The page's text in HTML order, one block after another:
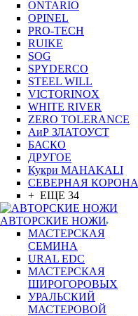
ONTARIO
OPINEL
PRO-TECH
RUIKE
SOG
SPYDERCO
STEEL WILL
VICTORINOX
WHITE RIVER
ZERO TOLERANCE
АиР ЗЛАТОУСТ
БАСКО
ДРУГОЕ
Кукри MAHAKALI
СЕВЕРНАЯ КОРОНА
+ ЕЩЕ 34
АВТОРСКИЕ НОЖИ
МАСТЕРСКАЯ
СЕМИНА
URAL EDC
МАСТЕРСКАЯ
ШИРОГОРОВЫХ
УРАЛЬСКИЙ
МАСТЕРОВОЙ